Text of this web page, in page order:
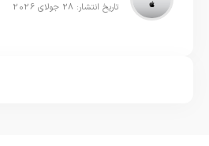
تاریخ انتشار: 28 جولای 2026